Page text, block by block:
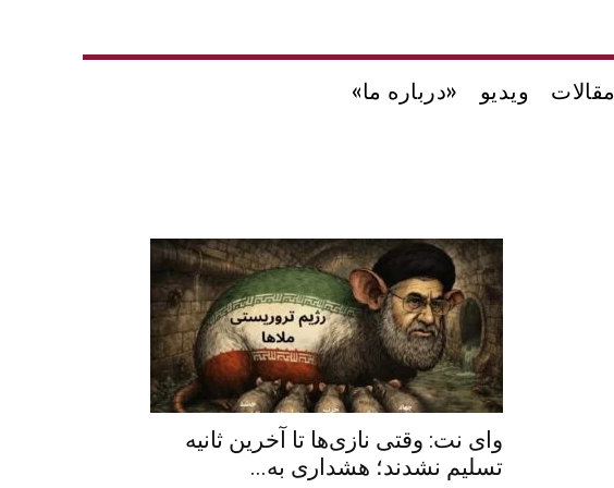
مقالات ویدیو «درباره ما»
وای نت: وقتی نازی‌ها تا آخرین ثانیه
تسلیم نشدند؛ هشداری به...